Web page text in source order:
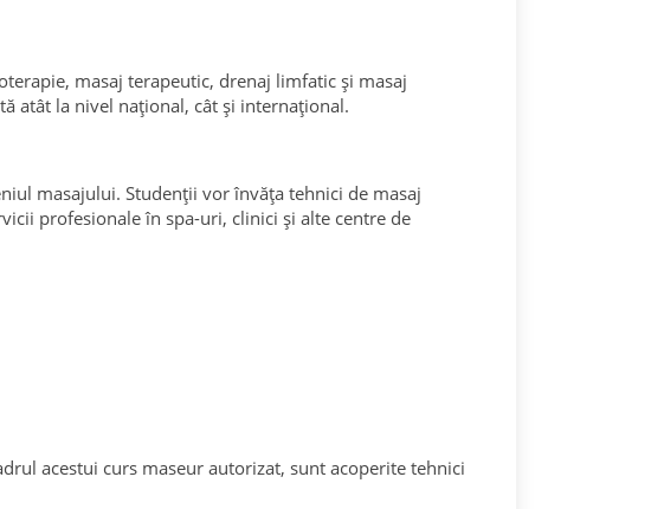
masaj terapeutic, drenaj limfatic și masaj
atât la nivel național, cât și internațional.
masajului. Studenții vor învăța tehnici de masaj
profesionale în spa-uri, clinici și alte centre de
acestui curs maseur autorizat, sunt acoperite tehnici